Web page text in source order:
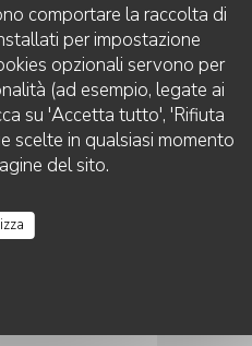
comportare la raccolta di
per impostazione
opzionali servono per
(ad esempio, legate ai
su 'Accetta tutto', 'Rifiuta
scelte in qualsiasi momento
del sito.